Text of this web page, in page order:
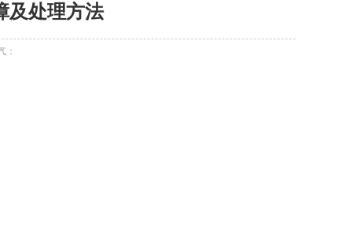
及处理方法
：